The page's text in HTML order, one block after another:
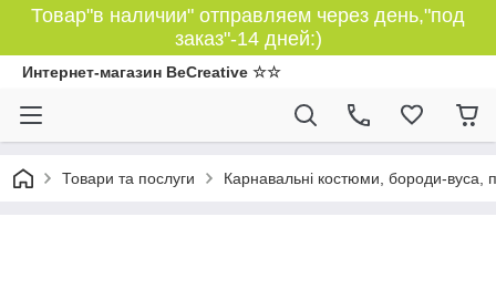
Товар"в наличии" отправляем через день,"под
заказ"-14 дней:)
Интернет-магазин BeCreative ☆☆
Товари та послуги Карнавальні костюми, бороди-вуса,